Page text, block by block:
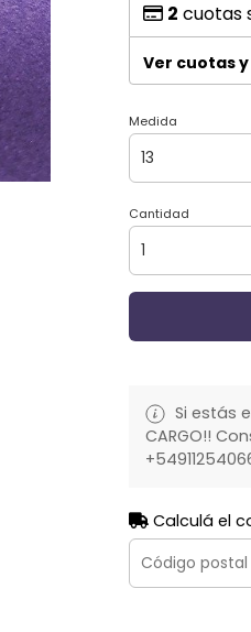
2 cuotas
Ver cuotas
Medida
Cantidad
Si estás
CARGO!!
Calculá el